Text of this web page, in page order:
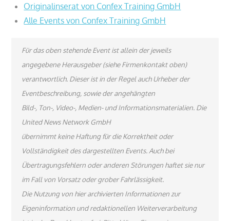
Originalinserat von Confex Training GmbH
Alle Events von Confex Training GmbH
Für das oben stehende Event ist allein der jeweils
angegebene Herausgeber (siehe Firmenkontakt oben)
verantwortlich. Dieser ist in der Regel auch Urheber der
Eventbeschreibung, sowie der angehängten
Bild-, Ton-, Video-, Medien- und Informationsmaterialien. Die
United News Network GmbH
übernimmt keine Haftung für die Korrektheit oder
Vollständigkeit des dargestellten Events. Auch bei
Übertragungsfehlern oder anderen Störungen haftet sie nur
im Fall von Vorsatz oder grober Fahrlässigkeit.
Die Nutzung von hier archivierten Informationen zur
Eigeninformation und redaktionellen Weiterverarbeitung